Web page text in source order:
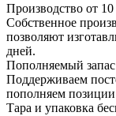
Производство от
Собственное
позволяют
дней.
Пополняемый запас
Поддерживаем
пополняем
Тара и упаковка